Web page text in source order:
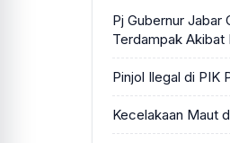
Pj Gubernur Jabar
Terdampak Akibat
Pinjol Ilegal di PIK
Kecelakaan Maut